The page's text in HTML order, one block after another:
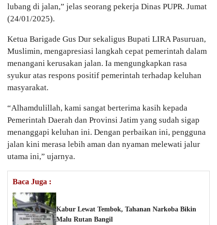
lubang di jalan,” jelas seorang pekerja Dinas PUPR. Jumat
(24/01/2025).
Ketua Barigade Gus Dur sekaligus Bupati LIRA Pasuruan,
Muslimin, mengapresiasi langkah cepat pemerintah dalam
menangani kerusakan jalan. Ia mengungkapkan rasa
syukur atas respons positif pemerintah terhadap keluhan
masyarakat.
“Alhamdulillah, kami sangat berterima kasih kepada
Pemerintah Daerah dan Provinsi Jatim yang sudah sigap
menanggapi keluhan ini. Dengan perbaikan ini, pengguna
jalan kini merasa lebih aman dan nyaman melewati jalur
utama ini,” ujarnya.
Baca Juga :
Kabur Lewat Tembok, Tahanan Narkoba Bikin
Malu Rutan Bangil